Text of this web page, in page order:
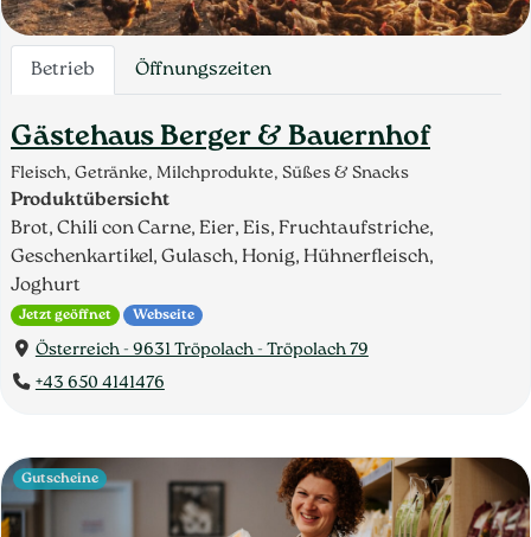
Betrieb Öffnungszeiten
Gästehaus Berger & Bauernhof
Fleisch, Getränke, Milchprodukte, Süßes & Snacks
Produktübersicht
Brot, Chili con Carne, Eier, Eis, Fruchtaufstriche,
Geschenkartikel, Gulasch, Honig, Hühnerfleisch,
Joghurt
Jetzt geöffnet Webseite
Österreich - 9631 Tröpolach - Tröpolach 79
+43 650 4141476
Gutscheine